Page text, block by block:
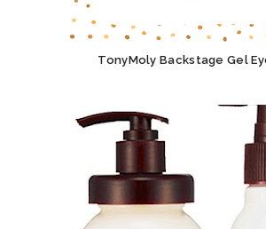
TonyMoly Backstage Gel